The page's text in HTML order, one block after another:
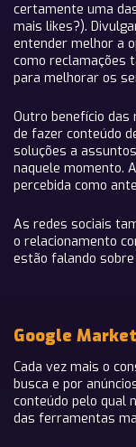
certamente uma
mais likes?).
entender melhor a
como reclamações
para melhorar os
Outro benefício das
de fazer conteúdo
soluções a
naquele momento.
percebida como
As redes sociais
o relacionamento
estão falando
Google
Cada vez mais o
busca e por
conteúdo pelo qual
das ferramentas